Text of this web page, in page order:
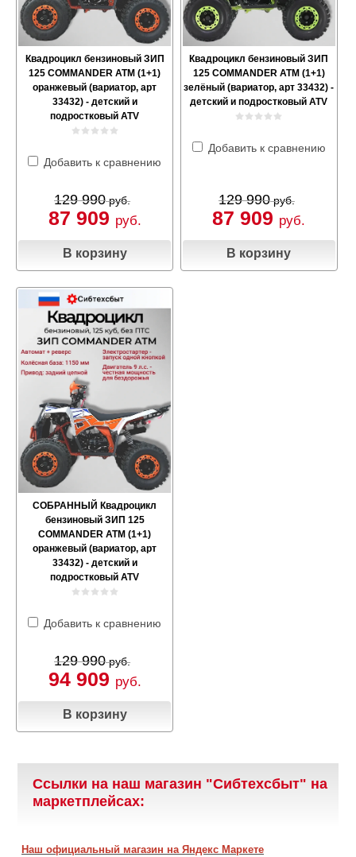
Квадроцикл бензиновый ЗИП
125 COMMANDER ATM (1+1)
оранжевый (вариатор, арт
33432) - детский и
подростковый ATV
Добавить к сравнению
129 990руб.
87 909 руб.
В корзину
Квадроцикл бензиновый ЗИП
125 COMMANDER ATM (1+1)
зелёный (вариатор, арт 33432) -
детский и подростковый ATV
Добавить к сравнению
129 990руб.
87 909 руб.
В корзину
СОБРАННЫЙ Квадроцикл
бензиновый ЗИП 125
COMMANDER ATM (1+1)
оранжевый (вариатор, арт
33432) - детский и
подростковый ATV
Добавить к сравнению
129 990руб.
94 909 руб.
В корзину
Ссылки на наш магазин "Сибтехсбыт" на
маркетплейсах:
Наш официальный магазин на Яндекс Маркете